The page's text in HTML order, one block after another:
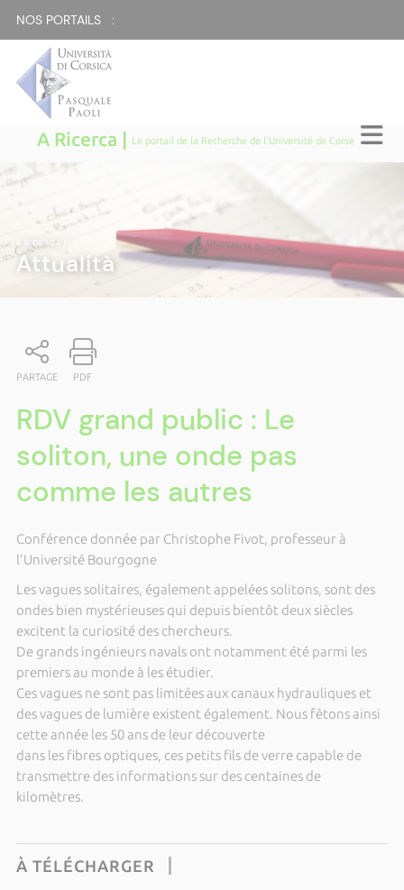
NOS PORTAILS :
A Ricerca | Le portail de la Recherche de l'Université de Corse
A RICERCA
Attualità
PARTAGE PDF
RDV grand public : Le
soliton, une onde pas
comme les autres
Conférence donnée par Christophe Fivot, professeur à
l'Université Bourgogne
Les vagues solitaires, également appelées solitons, sont des
ondes bien mystérieuses qui depuis bientôt deux siècles
excitent la curiosité des chercheurs.
De grands ingénieurs navals ont notamment été parmi les
premiers au monde à les étudier.
Ces vagues ne sont pas limitées aux canaux hydrauliques et
des vagues de lumière existent également. Nous fêtons ainsi
cette année les 50 ans de leur découverte
dans les fibres optiques, ces petits fils de verre capable de
transmettre des informations sur des centaines de
kilomètres.
À TÉLÉCHARGER